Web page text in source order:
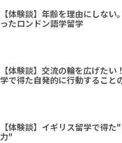
【体験談】年齢を理由にしな
ったロンドン語学留学
【体験談】交流の輪を広げた
学で得た自発的に行動すること
【体験談】イギリス留学で得
力"